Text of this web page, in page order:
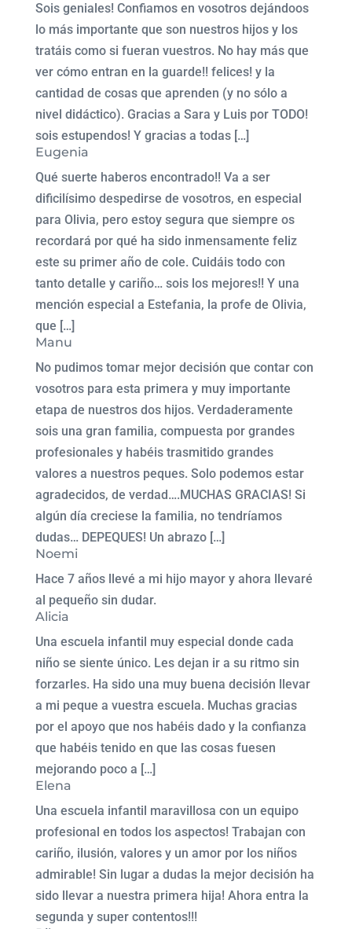
Sois geniales! Confiamos en vosotros dejándoos
lo más importante que son nuestros hijos y los
tratáis como si fueran vuestros. No hay más que
ver cómo entran en la guarde!! felices! y la
cantidad de cosas que aprenden (y no sólo a
nivel didáctico). Gracias a Sara y Luis por TODO!
sois estupendos! Y gracias a todas […]
Eugenia
Qué suerte haberos encontrado!! Va a ser
dificilísimo despedirse de vosotros, en especial
para Olivia, pero estoy segura que siempre os
recordará por qué ha sido inmensamente feliz
este su primer año de cole. Cuidáis todo con
tanto detalle y cariño… sois los mejores!! Y una
mención especial a Estefania, la profe de Olivia,
que […]
Manu
No pudimos tomar mejor decisión que contar con
vosotros para esta primera y muy importante
etapa de nuestros dos hijos. Verdaderamente
sois una gran familia, compuesta por grandes
profesionales y habéis trasmitido grandes
valores a nuestros peques. Solo podemos estar
agradecidos, de verdad….MUCHAS GRACIAS! Si
algún día creciese la familia, no tendríamos
dudas… DEPEQUES! Un abrazo […]
Noemi
Hace 7 años llevé a mi hijo mayor y ahora llevaré
al pequeño sin dudar.
Alicia
Una escuela infantil muy especial donde cada
niño se siente único. Les dejan ir a su ritmo sin
forzarles. Ha sido una muy buena decisión llevar
a mi peque a vuestra escuela. Muchas gracias
por el apoyo que nos habéis dado y la confianza
que habéis tenido en que las cosas fuesen
mejorando poco a […]
Elena
Una escuela infantil maravillosa con un equipo
profesional en todos los aspectos! Trabajan con
cariño, ilusión, valores y un amor por los niños
admirable! Sin lugar a dudas la mejor decisión ha
sido llevar a nuestra primera hija! Ahora entra la
segunda y super contentos!!!